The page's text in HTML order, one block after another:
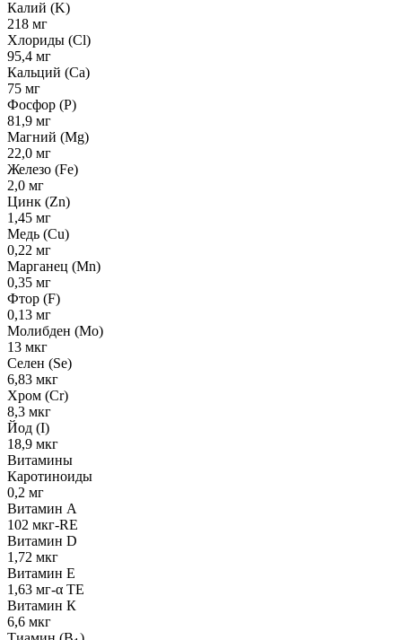
Калий (K)
218 мг
Хлориды (Cl)
95,4 мг
Кальций (Ca)
75 мг
Фосфор (P)
81,9 мг
Магний (Mg)
22,0 мг
Железо (Fe)
2,0 мг
Цинк (Zn)
1,45 мг
Медь (Cu)
0,22 мг
Марганец (Mn)
0,35 мг
Фтор (F)
0,13 мг
Молибден (Mo)
13 мкг
Селен (Se)
6,83 мкг
Хром (Cr)
8,3 мкг
Йод (I)
18,9 мкг
Витамины
Каротиноиды
0,2 мг
Витамин А
102 мкг-RE
Витамин D
1,72 мкг
Витамин Е
1,63 мг-α TE
Витамин К
6,6 мкг